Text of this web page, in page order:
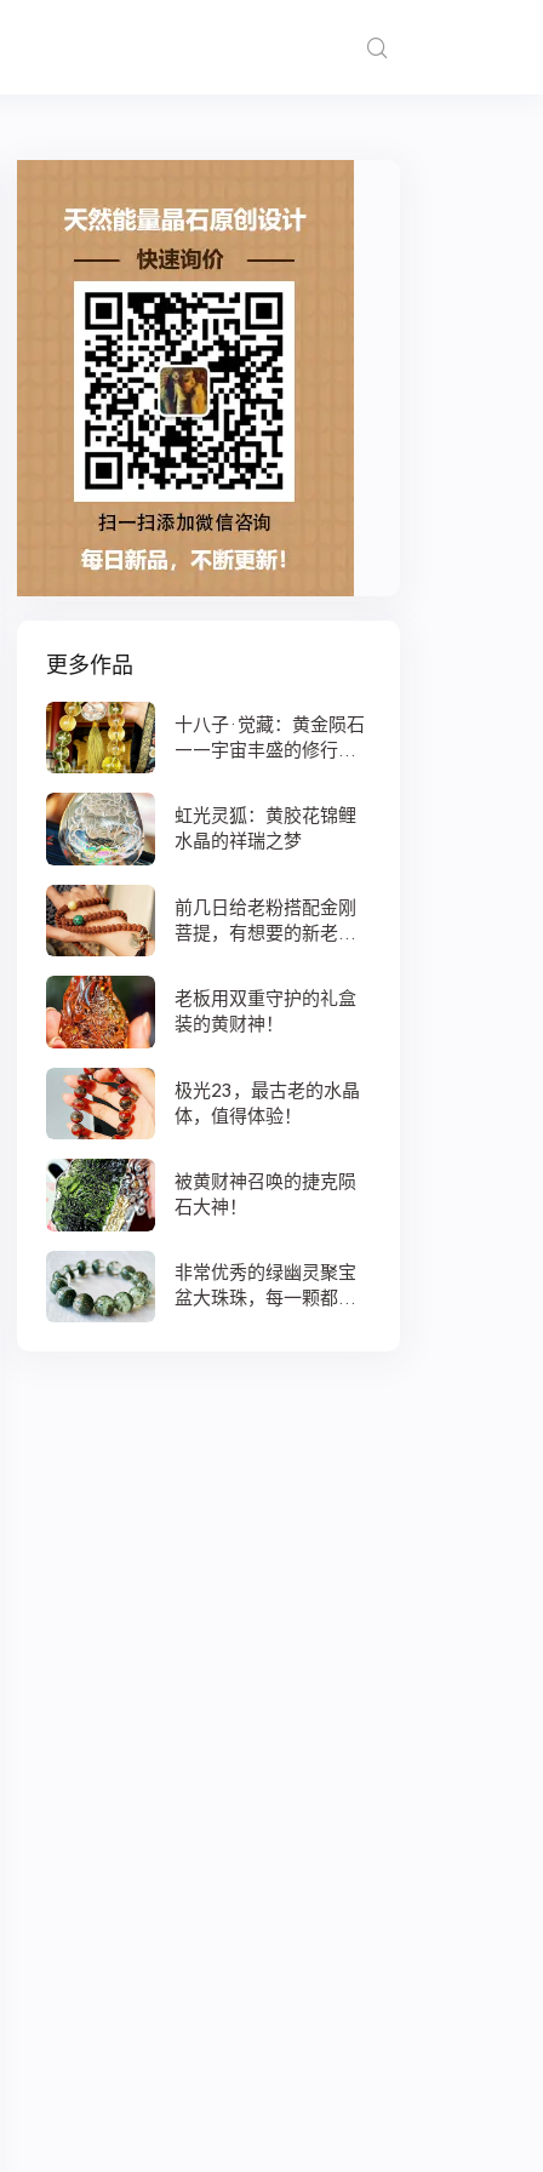
更多作品
十八子·觉藏：黄金陨石
——宇宙丰盛的修行之
虹光灵狐：黄胶花锦鲤
水晶的祥瑞之梦
前几日给老粉搭配金刚
菩提，有想要的新老
老板用双重守护的礼盒
装的黄财神！
极光23，最古老的水晶
体，值得体验！
被黄财神召唤的捷克陨
石大神！
非常优秀的绿幽灵聚宝
盆大珠珠，每一颗都蕴